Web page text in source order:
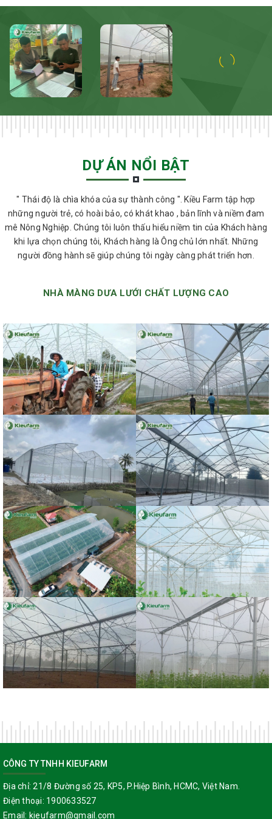
DỰ ÁN NỔI BẬT
" Thái độ là chìa khóa của sự thành công ". Kiều Farm tập hợp
những người trẻ, có hoài bảo, có khát khao , bản lĩnh và niềm đam
mê Nông Nghiệp. Chúng tôi luôn thấu hiểu niềm tin của Khách hàng
khi lựa chọn chúng tôi, Khách hàng là Ông chủ lớn nhất. Những
người đồng hành sẽ giúp chúng tôi ngày càng phát triển hơn.
NHÀ MÀNG DƯA LƯỚI CHẤT LƯỢNG CAO
Dự án nhà màng dưa lưới anh
Cường - Kiên Giang
Dự án nhà màng dưa lưới anh
Hoàng Là - Đồng Nai
Dự án nhà màng dưa lưới anh
Đăng - tỉnh Long An
Dự án nhà màng dưa lưới anh
Hùng - tỉnh An Giang
Dự án nhà màng dưa lưới anh
Bùi - Trà Vinh
Dự án nhà màng dưa lưới của
anh Chí - Đắk Nông
Dự án nhà màng dưa lưới của
anh Đông - Đắk Lắk
Dự án nhà màng dưa lưới của
anh Giang - Bến Tre
CÔNG TY TNHH KIEUFARM
Địa chỉ: 21/8 Đường số 25, KP5, P.Hiệp Bình, HCMC, Việt Nam.
Điện thoại: 1900633527
Email: kieufarm@gmail.com